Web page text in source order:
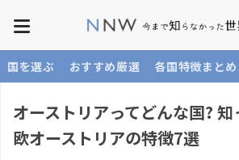
国を選ぶ おすすめ厳選 各国特徴まとめ
オーストリアってどんな国?
欧オーストリアの特徴7選